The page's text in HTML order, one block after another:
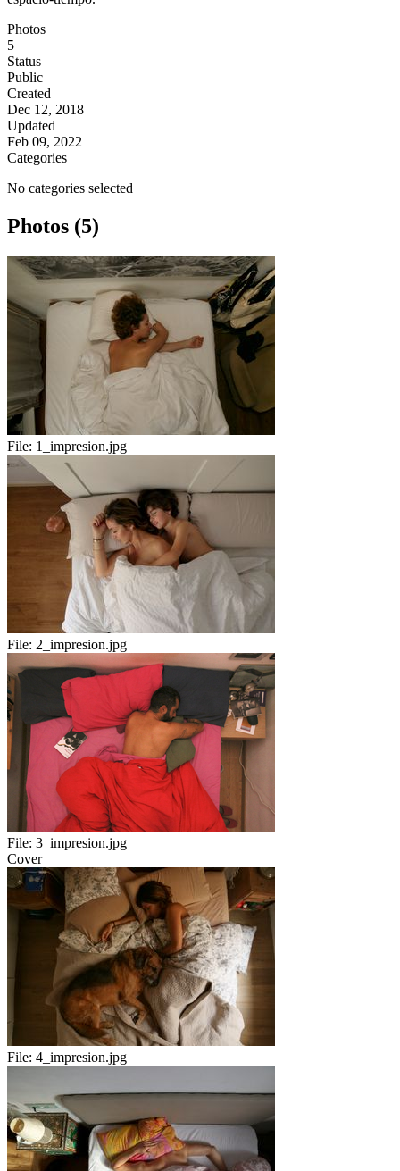
Photos
5
Status
Public
Created
Dec 12, 2018
Updated
Feb 09, 2022
Categories
No categories selected
Photos (5)
File: 1_impresion.jpg
File: 2_impresion.jpg
File: 3_impresion.jpg
Cover
File: 4_impresion.jpg